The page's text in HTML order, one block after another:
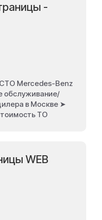
-
Mercedes-Benz
обслуживание/
в Москве ➤
ТО
WEB